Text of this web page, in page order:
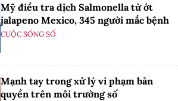
Mỹ điều tra dịch Salmonella từ ớt
jalapeno Mexico, 345 người mắc bệnh
CUỘC SỐNG SỐ
Mạnh tay trong xử lý vi phạm bản
quyền trên môi trường số